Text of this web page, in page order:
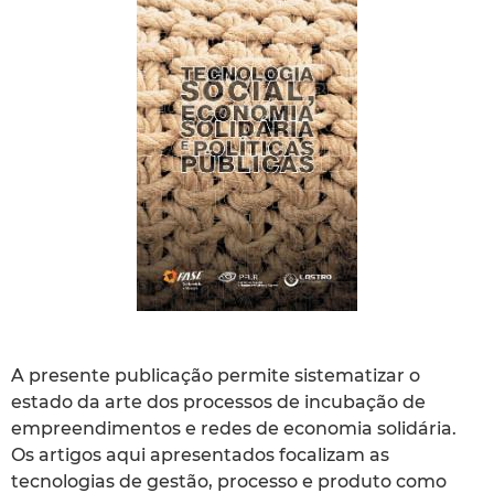
A presente publicação permite sistematizar o
estado da arte dos processos de incubação de
empreendimentos e redes de economia solidária.
Os artigos aqui apresentados focalizam as
tecnologias de gestão, processo e produto como